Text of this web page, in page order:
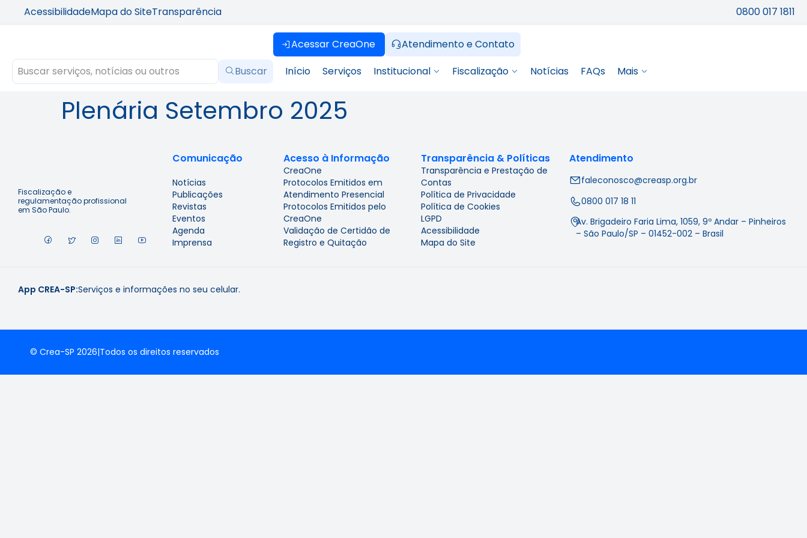
AcessibilidadeMapa do SiteTransparência 0800 017 1811
Acessar CreaOne
Atendimento e Contato
Buscar
Início Serviços Institucional Fiscalização Notícias FAQs Mais
Plenária Setembro 2025
Fiscalização e
regulamentação profissional
em São Paulo.
Comunicação
Notícias
Publicações
Revistas
Eventos
Agenda
Imprensa
Acesso à Informação
CreaOne
Protocolos Emitidos em
Atendimento Presencial
Protocolos Emitidos pelo
CreaOne
Validação de Certidão de
Registro e Quitação
Transparência & Políticas
Transparência e Prestação de
Contas
Política de Privacidade
Política de Cookies
LGPD
Acessibilidade
Mapa do Site
Atendimento
faleconosco@creasp.org.br
0800 017 18 11
Av. Brigadeiro Faria Lima, 1059, 9º Andar – Pinheiros
– São Paulo/SP – 01452-002 – Brasil
App CREA-SP:Serviços e informações no seu celular.
© Crea-SP 2026|Todos os direitos reservados